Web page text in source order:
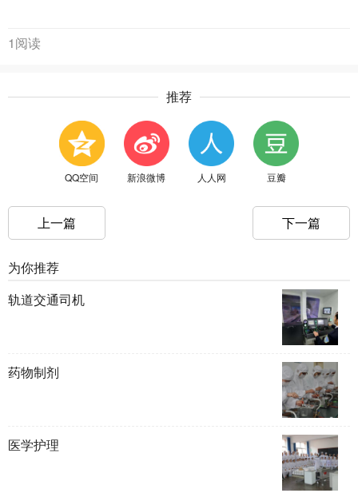
1阅读
推荐
QQ空间 新浪微博 人人网 豆瓣
上一篇 下一篇
为你推荐
轨道交通司机
药物制剂
医学护理